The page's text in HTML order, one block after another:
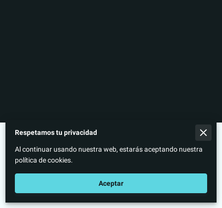
Política del Comerciante
Aviso legal
Respetamos tu privacidad
Al continuar usando nuestra web, estarás aceptando nuestra
política de cookies.
Aceptar